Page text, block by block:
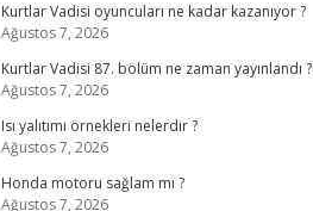
Kurtlar Vadisi oyuncuları ne kadar kazanıyor ?
Ağustos 7, 2026
Kurtlar Vadisi 87. bölüm ne zaman yayınlandı ?
Ağustos 7, 2026
Isı yalıtımı örnekleri nelerdir ?
Ağustos 7, 2026
Honda motoru sağlam mı ?
Ağustos 7, 2026